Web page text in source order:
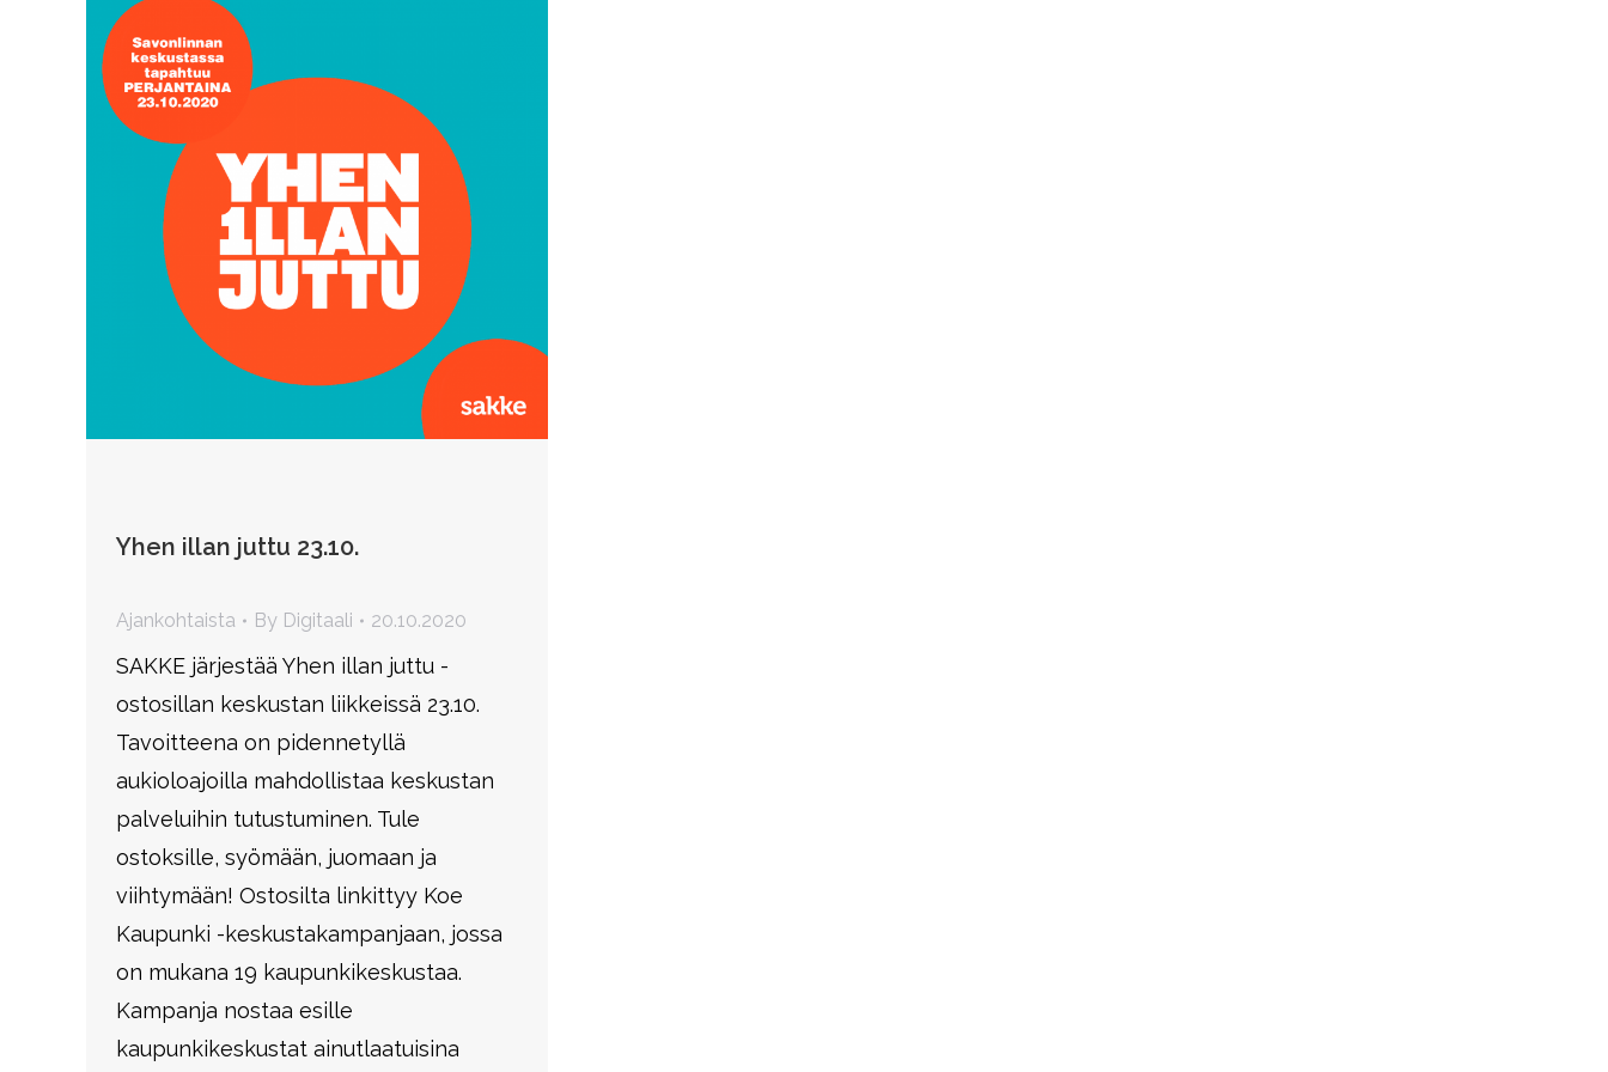
Yhen illan juttu 23.10.
Ajankohtaista By Digitaali 20.10.2020
SAKKE järjestää Yhen illan juttu -
ostosillan keskustan liikkeissä 23.10.
Tavoitteena on pidennetyllä
aukioloajoilla mahdollistaa keskustan
palveluihin tutustuminen. Tule
ostoksille, syömään, juomaan ja
viihtymään! Ostosilta linkittyy Koe
Kaupunki -keskustakampanjaan, jossa
on mukana 19 kaupunkikeskustaa.
Kampanja nostaa esille
kaupunkikeskustat ainutlaatuisina